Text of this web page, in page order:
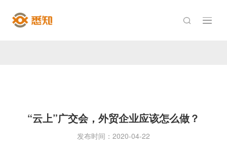

“云上”广交会，外贸企业应该怎么做？
发布时间：2020-04-22